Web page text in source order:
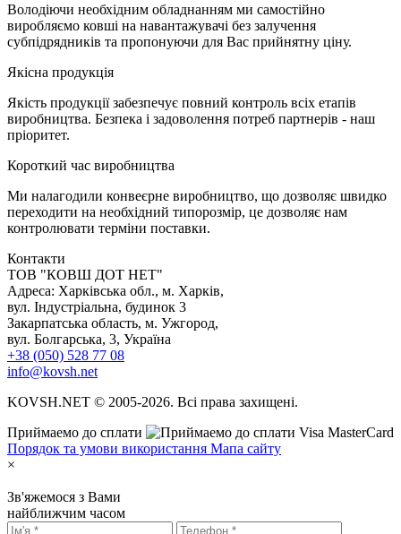
Володіючи необхідним обладнанням ми самостійно
виробляємо ковші на навантажувачі без залучення
субпідрядників та пропонуючи для Вас прийнятну ціну.
Якісна продукція
Якість продукції забезпечує повний контроль всіх етапів
виробництва. Безпека і задоволення потреб партнерів - наш
пріоритет.
Короткий час виробництва
Ми налагодили конвеєрне виробництво, що дозволяє швидко
переходити на необхідний типорозмір, це дозволяє нам
контролювати терміни поставки.
Контакти
TOB "КОВШ ДОТ НЕТ"
Адреса: Харківська обл., м. Харків,
вул. Індустріальна, будинок 3
Закарпатська область, м. Ужгород,
вул. Болгарська, 3, Україна
+38 (050) 528 77 08
info@kovsh.net
KOVSH.NET © 2005-2026. Всі права захищені.
Приймаемо до сплати
Порядок та умови використання Мапа сайту
×
Зв'яжемося з Вами
найближчим часом